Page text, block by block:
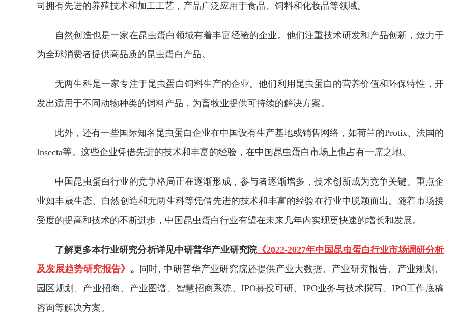
司拥有先进的养殖技术和加工工艺，产品广泛应用于食品、饲料和化妆品等领域。
自然创造也是一家在昆虫蛋白领域有着丰富经验的企业。他们注重技术研发和产品创新，致力于
为全球消费者提供高品质的昆虫蛋白产品。
无两生科是一家专注于昆虫蛋白饲料生产的企业。他们利用昆虫蛋白的营养价值和环保特性，开
发出适用于不同动物种类的饲料产品，为畜牧业提供可持续的解决方案。
此外，还有一些国际知名昆虫蛋白企业在中国设有生产基地或销售网络，如荷兰的Protix、法国的
Insecta等。这些企业凭借先进的技术和丰富的经验，在中国昆虫蛋白市场上也占有一席之地。
中国昆虫蛋白行业的竞争格局正在逐渐形成，参与者逐渐增多，技术创新成为竞争关键。重点企
业如丰晟生态、自然创造和无两生科等凭借先进的技术和丰富的经验在行业中脱颖而出。随着市场接
受度的提高和技术的不断进步，中国昆虫蛋白行业有望在未来几年内实现更快速的增长和发展。
了解更多本行业研究分析详见中研普华产业研究院《2022-2027年中国昆虫蛋白行业市场调研分析
及发展趋势研究报告》 。
同时, 中研普华产业研究院还提供产业大数据、产业研究报告、产业规划、
园区规划、产业招商、产业图谱、智慧招商系统、IPO募投可研、IPO业务与技术撰写、IPO工作底稿
咨询等解决方案。